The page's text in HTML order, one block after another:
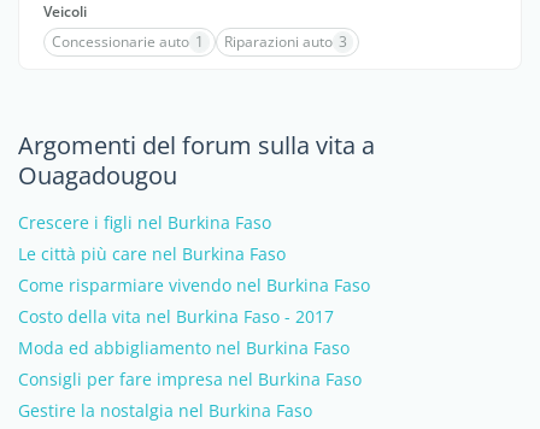
Veicoli
Concessionarie auto 1 Riparazioni auto 3
Argomenti del forum sulla vita a
Ouagadougou
Crescere i figli nel Burkina Faso
Le città più care nel Burkina Faso
Come risparmiare vivendo nel Burkina Faso
Costo della vita nel Burkina Faso - 2017
Moda ed abbigliamento nel Burkina Faso
Consigli per fare impresa nel Burkina Faso
Gestire la nostalgia nel Burkina Faso